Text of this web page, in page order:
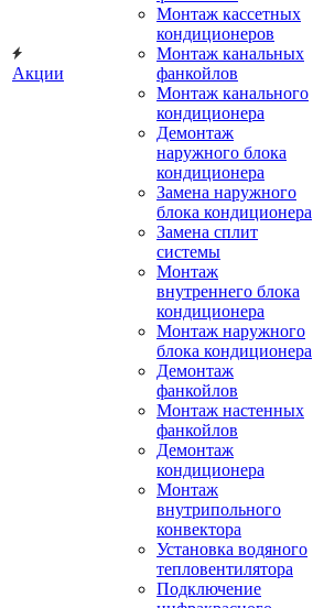
Акции
Монтаж кассетных
кондиционеров
Монтаж канальных
фанкойлов
Монтаж канального
кондиционера
Демонтаж
наружного блока
кондиционера
Замена наружного
блока кондиционера
Замена сплит
системы
Монтаж
внутреннего блока
кондиционера
Монтаж наружного
блока кондиционера
Демонтаж
фанкойлов
Монтаж настенных
фанкойлов
Демонтаж
кондиционера
Монтаж
внутрипольного
конвектора
Установка водяного
тепловентилятора
Подключение